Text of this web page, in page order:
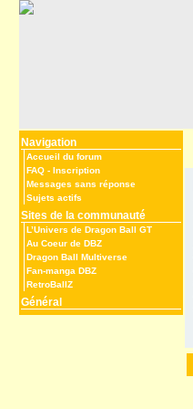
Navigation
Accueil du forum
FAQ - Inscription
Messages sans réponse
Sujets actifs
Sites de la communauté
L’Univers de Dragon Ball GT
Au Coeur de DBZ
Dragon Ball Multiverse
Fan-manga DBZ
RetroBallZ
Général